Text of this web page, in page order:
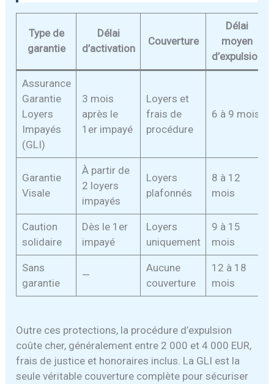
Type de
garantie
Délai
d’activation
Couverture
Délai
moyen
d’expulsion
Assurance
Garantie
Loyers
Impayés
(GLI)
3 mois
après le
1er impayé
Loyers et
frais de
procédure
6 à 9 mois
Garantie
Visale
À partir de
2 loyers
impayés
Loyers
plafonnés
8 à 12
mois
Caution
solidaire
Dès le 1er
impayé
Loyers
uniquement
9 à 15
mois
Sans
garantie
—
Aucune
couverture
12 à 18
mois
Outre ces protections, la procédure d’expulsion
coûte cher, généralement entre 2 000 et 4 000 EUR,
frais de justice et honoraires inclus. La GLI est la
seule véritable couverture complète pour sécuriser